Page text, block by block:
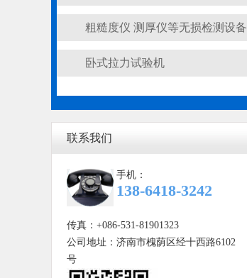
粗糙度仪 测厚仪等无损检测设备
卧式拉力试验机
联系我们
手机：
138-6418-3242
传真：+086-531-81901323
公司地址：济南市槐荫区经十西路6102
号